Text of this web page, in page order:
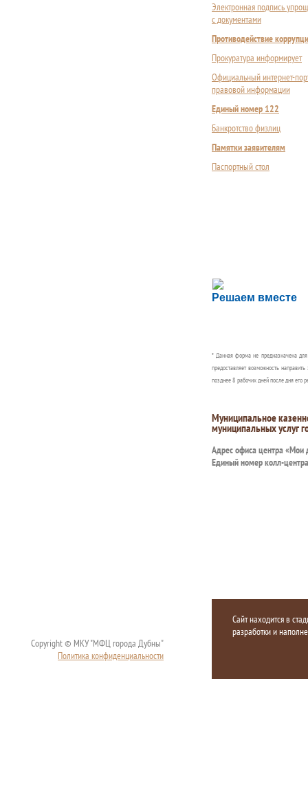
Электронная подпись
с документами
Противодействие
Прокуратура информирует
Официальный интернет-
правовой информации
Единый номер 122
Банкротство физлиц
Памятки заявителям
Паспортный стол
Решаем вместе
Сложности с
Сообщите об этом
* Данная форма не предназначена
предоставляет возможность
позднее 8 рабочих дней после дня его
Муниципальное
муниципальных услуг
Адрес офиса центра «Мои
Единый номер колл-
Copyright © МКУ "МФЦ города Дубны"
Политика конфиденциальности
Сайт находится в
разработки и